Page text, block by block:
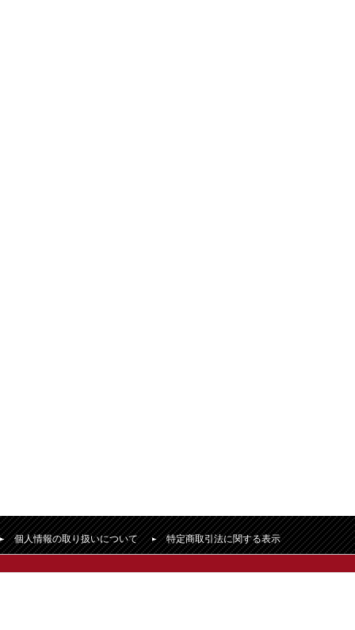
個人情報の取り扱いについて 特定商取引法に関する表示